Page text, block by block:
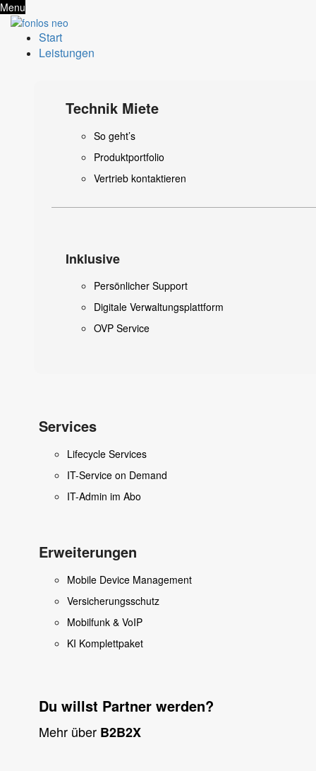
Menu
Start
Leistungen
Technik Miete
So geht’s
Produktportfolio
Vertrieb kontaktieren
Inklusive
Persönlicher Support
Digitale Verwaltungsplattform
OVP Service
Services
Lifecycle Services
IT-Service on Demand
IT-Admin im Abo
Erweiterungen
Mobile Device Management
Versicherungsschutz
Mobilfunk & VoIP
KI Komplettpaket
Du willst Partner werden?
Mehr über B2B2X